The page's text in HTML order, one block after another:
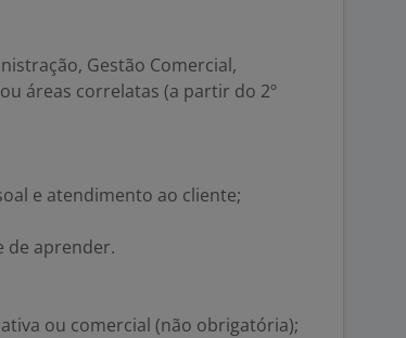
Gestão Comercial,
áreas correlatas (a partir do 2º
e atendimento ao cliente;
de aprender.
ou comercial (não obrigatória);